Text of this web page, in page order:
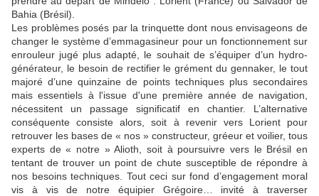
Bahia (Brésil).
Les problèmes posés par la trinquette dont nous envisageons de
changer le système d’emmagasineur pour un fonctionnement sur
enrouleur jugé plus adapté, le souhait de s’équiper d’un hydro-
générateur, le besoin de rectifier le grément du gennaker, le tout
majoré d’une quinzaine de points techniques plus secondaires
mais essentiels à l'issue d'une première année de navigation,
nécessitent un passage significatif en chantier. L’alternative
conséquente consiste alors, soit à revenir vers Lorient pour
retrouver les bases de « nos » constructeur, gréeur et voilier, tous
experts de « notre » Alioth, soit à poursuivre vers le Brésil en
tentant de trouver un point de chute susceptible de répondre à
nos besoins techniques. Tout ceci sur fond d’engagement moral
vis à vis de notre équipier Grégoire… invité à traverser